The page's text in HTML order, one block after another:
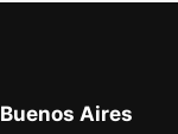
Buenos Aires